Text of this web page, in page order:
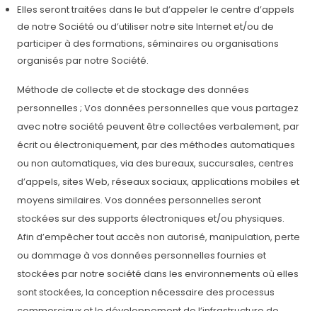
Elles seront traitées dans le but d’appeler le centre d’appels
de notre Société ou d’utiliser notre site Internet et/ou de
participer à des formations, séminaires ou organisations
organisés par notre Société.
Méthode de collecte et de stockage des données
personnelles ; Vos données personnelles que vous partagez
avec notre société peuvent être collectées verbalement, par
écrit ou électroniquement, par des méthodes automatiques
ou non automatiques, via des bureaux, succursales, centres
d’appels, sites Web, réseaux sociaux, applications mobiles et
moyens similaires. Vos données personnelles seront
stockées sur des supports électroniques et/ou physiques.
Afin d’empêcher tout accès non autorisé, manipulation, perte
ou dommage à vos données personnelles fournies et
stockées par notre société dans les environnements où elles
sont stockées, la conception nécessaire des processus